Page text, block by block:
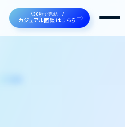
\30秒で完結！/
カジュアル面談はこちら